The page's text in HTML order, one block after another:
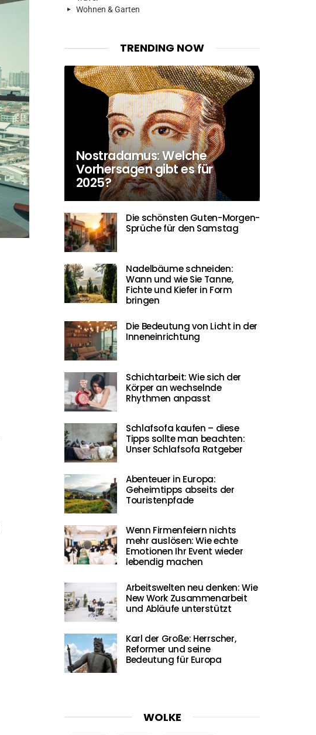
Wohnen & Garten
TRENDING NOW
Nostradamus: Welche
Vorhersagen gibt es für
2025?
Die schönsten Guten-Morgen-
Sprüche für den Samstag
Nadelbäume schneiden:
Wann und wie Sie Tanne,
Fichte und Kiefer in Form
bringen
Die Bedeutung von Licht in der
Inneneinrichtung
Schichtarbeit: Wie sich der
Körper an wechselnde
Rhythmen anpasst
Schlafsofa kaufen – diese
Tipps sollte man beachten:
Unser Schlafsofa Ratgeber
Abenteuer in Europa:
Geheimtipps abseits der
Touristenpfade
Wenn Firmenfeiern nichts
mehr auslösen: Wie echte
Emotionen Ihr Event wieder
lebendig machen
Arbeitswelten neu denken: Wie
New Work Zusammenarbeit
und Abläufe unterstützt
Karl der Große: Herrscher,
Reformer und seine
Bedeutung für Europa
WOLKE